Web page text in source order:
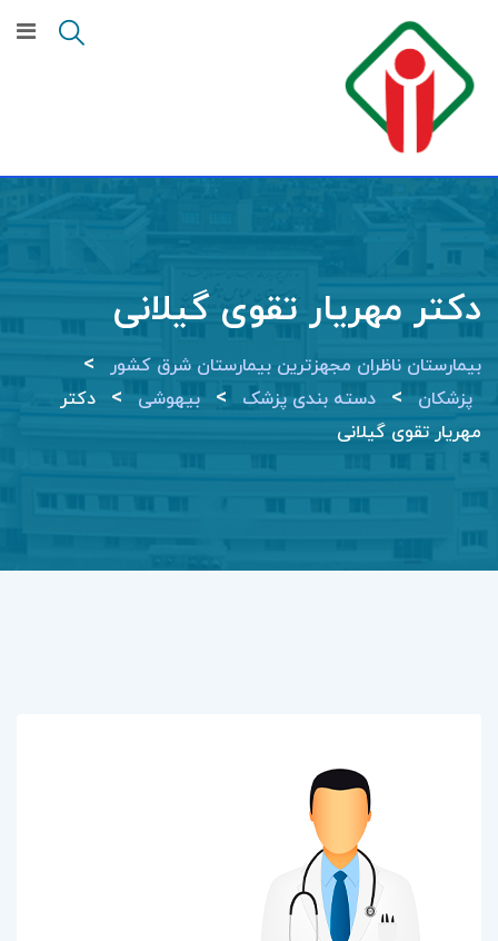
content
دکتر مهریار تقوی گیلانی
بیمارستان ناظران مجهزترین بیمارستان شرق کشور >
پزشکان > دسته بندی پزشک > بیهوشی >
دکتر
مهریار تقوی گیلانی